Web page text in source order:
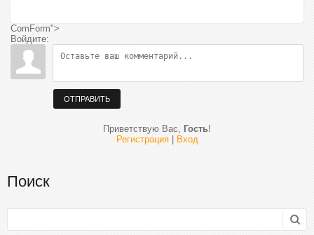
ComForm">
Войдите:
ОТПРАВИТЬ
Приветствую Вас, Гость!
Регистрация| Вход
Поиск